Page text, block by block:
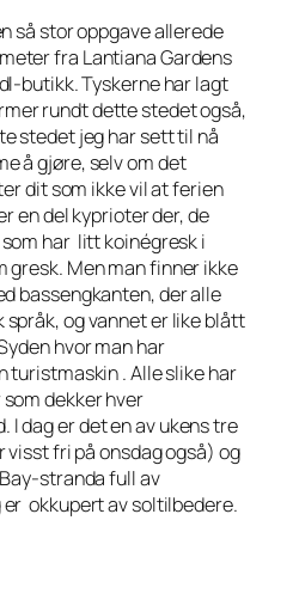
så stor oppgave allerede
fra Lantiana Gardens
butikk. Tyskerne har lagt
rundt dette stedet også,
stedet jeg har sett til nå
å gjøre, selv om det
dit som ikke vil at ferien
en del kyprioter der, de
har littkoinégreski
gresk. Men man finner ikke
bassengkanten, der alle
og vannet er like blått
hvor man har
turistmaskin . Alle slike har
dekker hver
I dag er det en av ukens tre
fri på onsdag også) og
stranda full av
er okkupert av soltilbedere.